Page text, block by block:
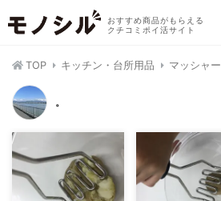
おすすめ商品がもらえる
クチコミポイ活サイト
TOP キッチン・台所用品 マッシャー
。